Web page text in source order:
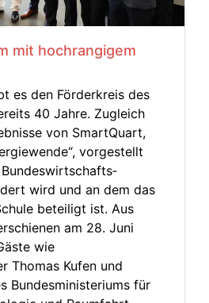
mit hochrangigem
es den Förderkreis des
40 Jahre. Zugleich
von SmartQuart,
vorgestellt
wird und an dem das
beteiligt ist. Aus
am 28. Juni
wie
Thomas Kufen und
Bundesministeriums für